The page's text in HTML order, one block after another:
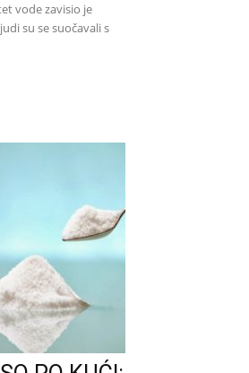
vode zavisio je
su se suočavali s